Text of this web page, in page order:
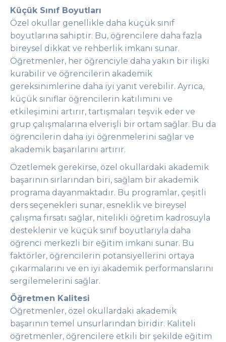
Küçük Sınıf Boyutları
Özel okullar genellikle daha küçük sınıf
boyutlarına sahiptir. Bu, öğrencilere daha fazla
bireysel dikkat ve rehberlik imkanı sunar.
Öğretmenler, her öğrenciyle daha yakın bir ilişki
kurabilir ve öğrencilerin akademik
gereksinimlerine daha iyi yanıt verebilir. Ayrıca,
küçük sınıflar öğrencilerin katılımını ve
etkileşimini artırır, tartışmaları teşvik eder ve
grup çalışmalarına elverişli bir ortam sağlar. Bu da
öğrencilerin daha iyi öğrenmelerini sağlar ve
akademik başarılarını artırır.
Özetlemek gerekirse, özel okullardaki akademik
başarının sırlarından biri, sağlam bir akademik
programa dayanmaktadır. Bu programlar, çeşitli
ders seçenekleri sunar, esneklik ve bireysel
çalışma fırsatı sağlar, nitelikli öğretim kadrosuyla
desteklenir ve küçük sınıf boyutlarıyla daha
öğrenci merkezli bir eğitim imkanı sunar. Bu
faktörler, öğrencilerin potansiyellerini ortaya
çıkarmalarını ve en iyi akademik performanslarını
sergilemelerini sağlar.
Öğretmen Kalitesi
Öğretmenler, özel okullardaki akademik
başarının temel unsurlarından biridir. Kaliteli
öğretmenler, öğrencilere etkili bir şekilde eğitim